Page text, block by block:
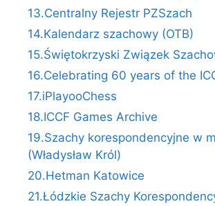
13.Centralny Rejestr PZSzach
14.Kalendarz szachowy (OTB)
15.Świętokrzyski Związek
16.Celebrating 60 years of the
17.iPlayooChess
18.ICCF Games Archive
19.Szachy korespondencyjne w
(Władysław Król)
20.Hetman Katowice
21.Łódzkie Szachy